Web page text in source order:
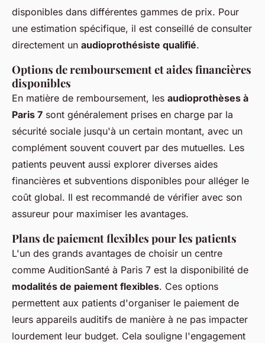
disponibles dans différentes gammes de prix. Pour
une estimation spécifique, il est conseillé de consulter
directement un audioprothésiste qualifié.
Options de remboursement et aides financières
disponibles
En matière de remboursement, les audioprothèses à
Paris 7 sont généralement prises en charge par la
sécurité sociale jusqu'à un certain montant, avec un
complément souvent couvert par des mutuelles. Les
patients peuvent aussi explorer diverses aides
financières et subventions disponibles pour alléger le
coût global. Il est recommandé de vérifier avec son
assureur pour maximiser les avantages.
Plans de paiement flexibles pour les patients
L'un des grands avantages de choisir un centre
comme AuditionSanté à Paris 7 est la disponibilité de
modalités de paiement flexibles. Ces options
permettent aux patients d'organiser le paiement de
leurs appareils auditifs de manière à ne pas impacter
lourdement leur budget. Cela souligne l'engagement